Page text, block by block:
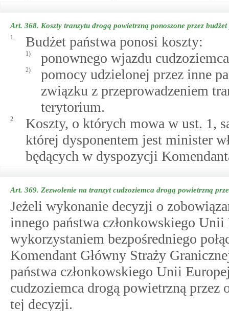
Art. 368. Koszty tranzytu drogą powietrzną ponoszone przez budżet
1. Budżet państwa ponosi koszty:
1) ponownego wjazdu
2)
pomocy udzielonej przez inne
związku z przeprowadzeniem
terytorium.
2.
Koszty, o których mowa w ust. 1,
której dysponentem jest minister
będących w dyspozycji
Art. 369. Zezwolenie na tranzyt cudzoziemca drogą powietrzną
Jeżeli wykonanie decyzji o
innego państwa członkowskiego
wykorzystaniem bezpośredniego
Komendant Główny Straży
państwa członkowskiego Unii
cudzoziemca drogą powietrzną
tej decyzji.